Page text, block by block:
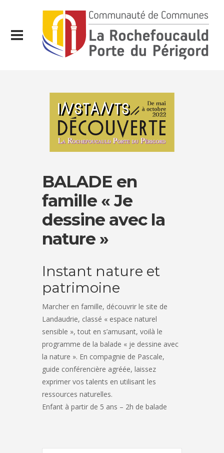
BALADE en
famille « Je
dessine avec la
nature »
Instant nature et
patrimoine
Marcher en famille, découvrir le site de
Landaudrie, classé « espace naturel
sensible », tout en s’amusant, voilà le
programme de la balade « je dessine avec
la nature ». En compagnie de Pascale,
guide conférencière agréée, laissez
exprimer vos talents en utilisant les
ressources naturelles.
Enfant à partir de 5 ans – 2h de balade